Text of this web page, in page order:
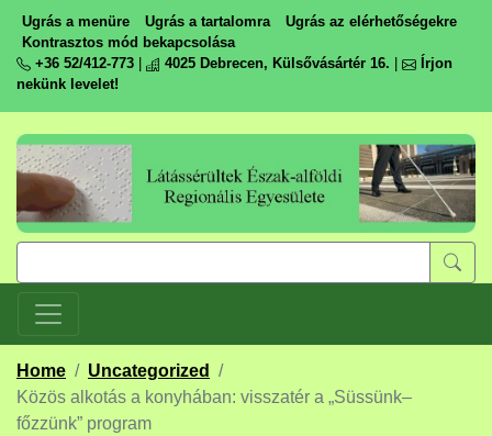
Ugrás a menüre Ugrás a tartalomra
Ugrás az elérhetőségekre
Kontrasztos mód bekapcsolása
+36 52/412-773
4025 Debrecen, Külsővásártér 16.
Írjon
nekünk levelet!
Home / Uncategorized
/
Közös alkotás a konyhában: visszatér a „Süssünk–
főzzünk” program